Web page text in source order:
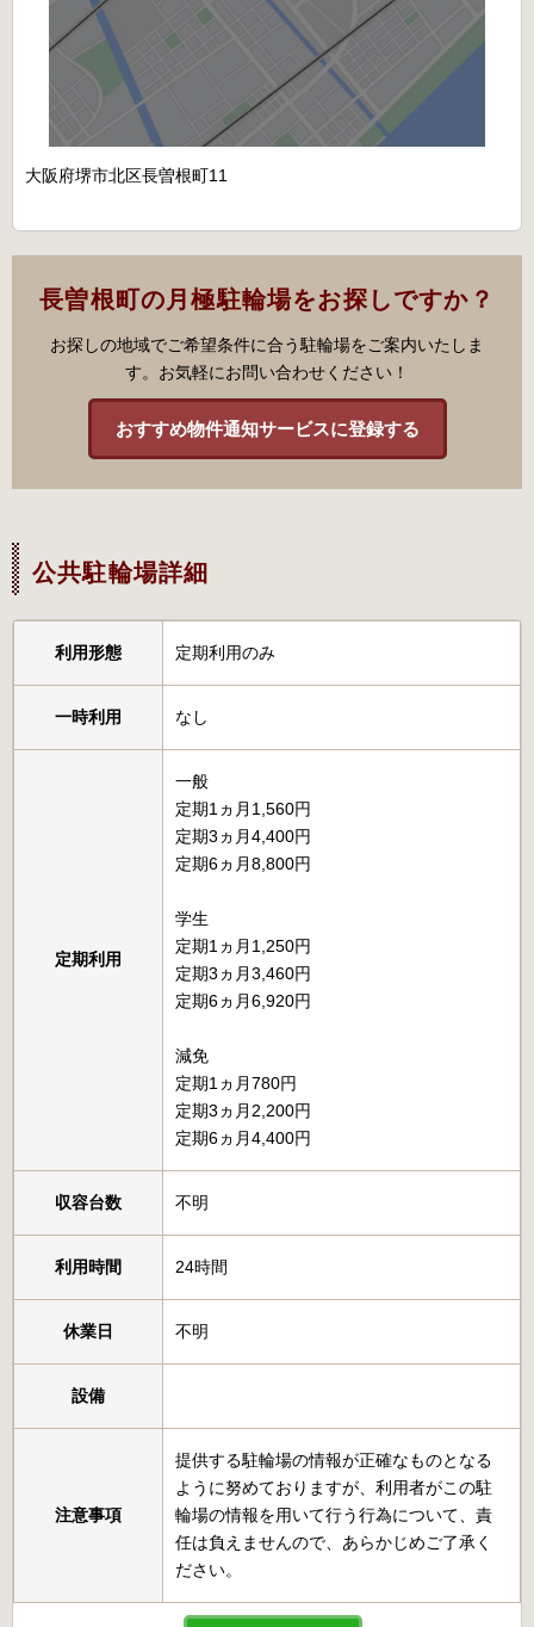
大阪府堺市北区長曽根町11
長曽根町の月極駐輪場をお探しですか？
お探しの地域でご希望条件に合う駐輪場をご案内いたしま
す。お気軽にお問い合わせください！
おすすめ物件通知サービスに登録する
公共駐輪場詳細
利用形態 定期利用のみ
一時利用 なし
定期利用
一般
定期1ヵ月1,560円
定期3ヵ月4,400円
定期6ヵ月8,800円
学生
定期1ヵ月1,250円
定期3ヵ月3,460円
定期6ヵ月6,920円
減免
定期1ヵ月780円
定期3ヵ月2,200円
定期6ヵ月4,400円
収容台数 不明
利用時間 24時間
休業日 不明
設備
注意事項
提供する駐輪場の情報が正確なものとなる
ように努めておりますが、利用者がこの駐
輪場の情報を用いて行う行為について、責
任は負えませんので、あらかじめご了承く
ださい。